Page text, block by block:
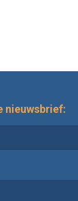
nieuwsbrief: